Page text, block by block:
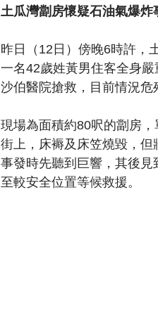
土瓜灣劏房懷疑石油氣爆
昨日（12日）傍晚6時許，
一名42歲姓黃男住客全身
沙伯醫院搶救，目前情況危
現場為面積約80呎的劏房
街上，床褥及床笠燒毀，
事發時先聽到巨響，其後
至較安全位置等候救援。